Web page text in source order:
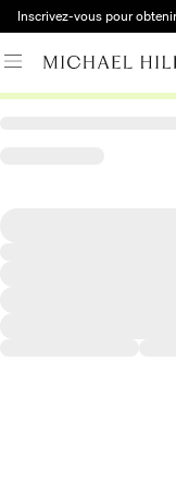
Inscrivez-vous pour